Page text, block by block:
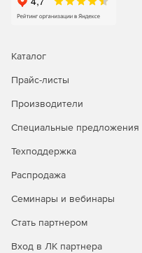
Каталог
Прайс-листы
Производители
Специальные предложения
Техподдержка
Распродажа
Семинары и вебинары
Стать партнером
Вход в ЛК партнера